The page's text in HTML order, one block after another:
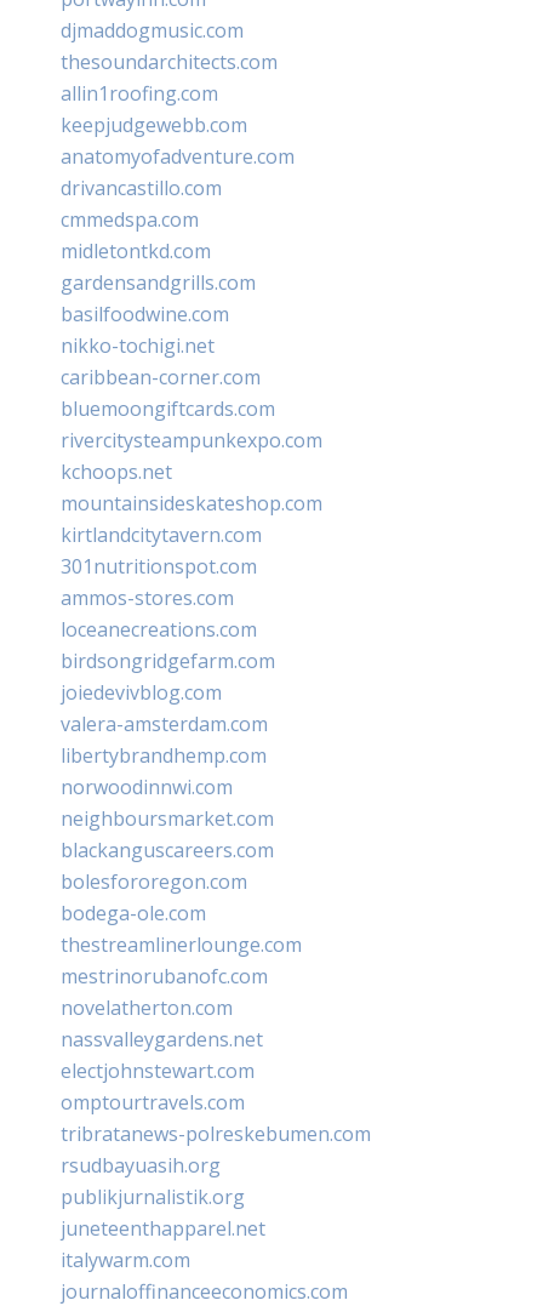
djmaddogmusic.com
thesoundarchitects.com
allin1roofing.com
keepjudgewebb.com
anatomyofadventure.com
drivancastillo.com
cmmedspa.com
midletontkd.com
gardensandgrills.com
basilfoodwine.com
nikko-tochigi.net
caribbean-corner.com
bluemoongiftcards.com
rivercitysteampunkexpo.com
kchoops.net
mountainsideskateshop.com
kirtlandcitytavern.com
301nutritionspot.com
ammos-stores.com
loceanecreations.com
birdsongridgefarm.com
joiedevivblog.com
valera-amsterdam.com
libertybrandhemp.com
norwoodinnwi.com
neighboursmarket.com
blackanguscareers.com
bolesfororegon.com
bodega-ole.com
thestreamlinerlounge.com
mestrinorubanofc.com
novelatherton.com
nassvalleygardens.net
electjohnstewart.com
omptourtravels.com
tribratanews-polreskebumen.com
rsudbayuasih.org
publikjurnalistik.org
juneteenthapparel.net
italywarm.com
journaloffinanceeconomics.com